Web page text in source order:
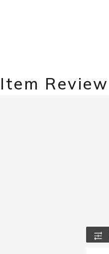
Item Review